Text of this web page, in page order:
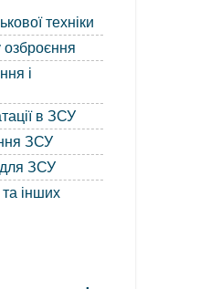
техніки
озброєння
і
в ЗСУ
ЗСУ
для ЗСУ
інших